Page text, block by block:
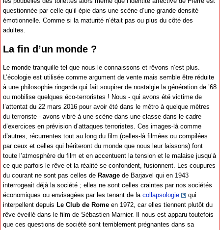
questionnée par celle qu’il épie dans une scène d’une grande densité
émotionnelle. Comme si la maturité n’était pas ou plus du côté des
adultes.
La fin d’un monde ?
Le monde tranquille tel que nous le connaissons et rêvons n’est plus.
L’écologie est utilisée comme argument de vente mais semble être réduite
à une philosophie ringarde qui fait soupirer de nostalgie la génération de ’68
ou mobilise quelques éco-terroristes ! Nous - qui avons été victime de
l’attentat du 22 mars 2016 pour avoir été dans le métro à quelque mètres
du terroriste - avons vibré à une scène dans une classe dans le cadre
d’exercices en prévision d’attaques terroristes. Ces images-là comme
d’autres, récurrentes tout au long du film (celles-là filmées ou compilées
par ceux et celles qui hériteront du monde que nous leur laissons) font
toute l’atmosphère du film et en accentuent la tension et le malaise jusqu’à
ce que parfois le rêve et la réalité se confondent, fusionnent. Les coupures
du courant ne sont pas celles de Ravage de Barjavel qui en 1943
interrogeait déjà la société ; elles ne sont celles craintes par nos sociétés
économiques ou envisagées par les tenant de la collapsologie
qui
interpellent depuis Le Club de Rome en 1972, car elles tiennent plutôt du
rêve éveillé dans le film de Sébastien Marnier. Il nous est apparu toutefois
que ces questions de société sont terriblement prégnantes dans sa